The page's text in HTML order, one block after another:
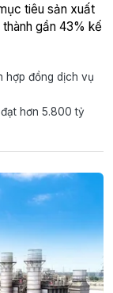
tiêu sản xuất
gần 43% kế
hợp đồng dịch vụ
hơn 5.800 tỷ